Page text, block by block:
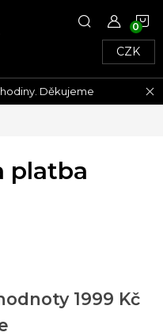
CZK
Děkujeme
platba
1999 Kč